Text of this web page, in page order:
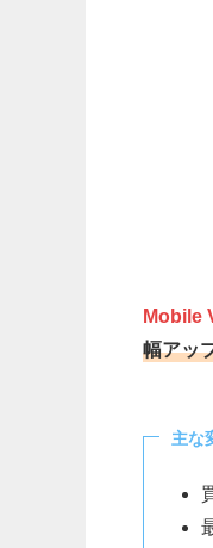
Mobile
幅アッ
主な